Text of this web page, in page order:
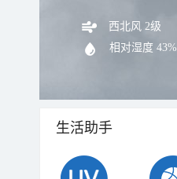
西北风 2级
相对湿度 43%
生活助手